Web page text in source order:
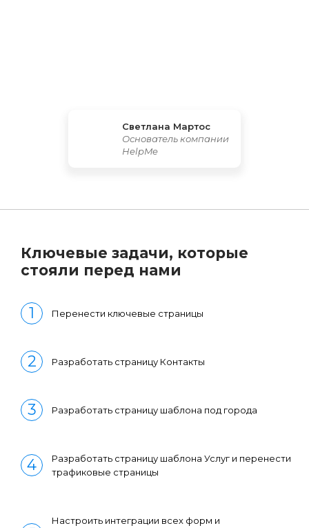
Светлана Мартос
Основатель компании
HelpMe
Ключевые задачи, которые
стояли перед нами
Перенести ключевые страницы
Разработать страницу Контакты
Разработать страницу шаблона под города
Разработать страницу шаблона Услуг и перенести
трафиковые страницы
Настроить интеграции всех форм и